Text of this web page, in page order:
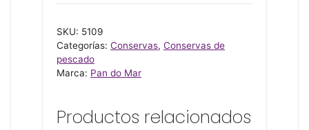
SKU: 5109
Categorías: Conservas, Conservas de
pescado
Marca: Pan do Mar
Productos relacionados